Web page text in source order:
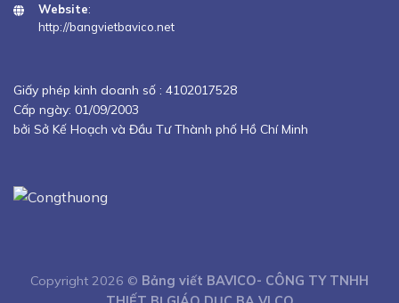
Website:
http://bangvietbavico.net
Giấy phép kinh doanh số : 4102017528
Cấp ngày: 01/09/2003
bởi Sở Kế Hoạch và Đầu Tư Thành phố Hồ Chí Minh
Copyright 2026 © Bảng viết BAVICO- CÔNG TY TNHH